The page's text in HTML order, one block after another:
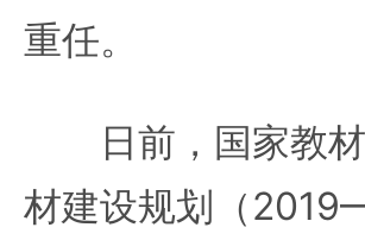
重任。
日前，国家教材
材建设规划（